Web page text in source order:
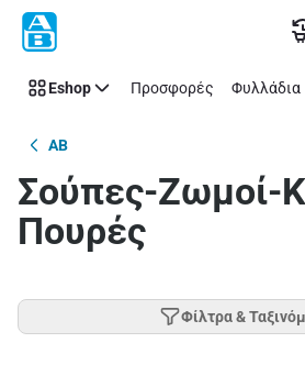
Παράλειψη
Eshop Προσφορές Φυλλάδια
AB
Σούπες-Ζωμοί-
Πουρές
Φίλτρα &